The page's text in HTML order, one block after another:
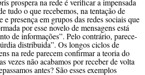
tudo o que recebemos, na tentação de
epresença em gruposdas redes sociaisque
por essenovelode mensagensestá
de informações”. Pelo contrário, parece-
distribuida”. Os longos ciclos de
na rede parecem confirmar a teoria do
vezes não acabamos por receber de volta
antes?Sãoessesexemplos